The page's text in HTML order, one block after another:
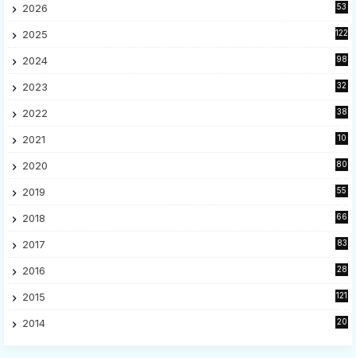
2026 53
2025 122
2024 98
2023
32
2022
38
2021
10
2020
80
2019
55
2018
66
2017
83
2016
28
2015
121
2014
20